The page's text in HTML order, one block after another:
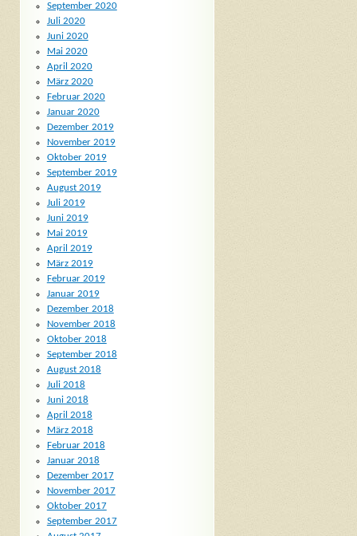
September 2020
Juli 2020
Juni 2020
Mai 2020
April 2020
März 2020
Februar 2020
Januar 2020
Dezember 2019
November 2019
Oktober 2019
September 2019
August 2019
Juli 2019
Juni 2019
Mai 2019
April 2019
März 2019
Februar 2019
Januar 2019
Dezember 2018
November 2018
Oktober 2018
September 2018
August 2018
Juli 2018
Juni 2018
April 2018
März 2018
Februar 2018
Januar 2018
Dezember 2017
November 2017
Oktober 2017
September 2017